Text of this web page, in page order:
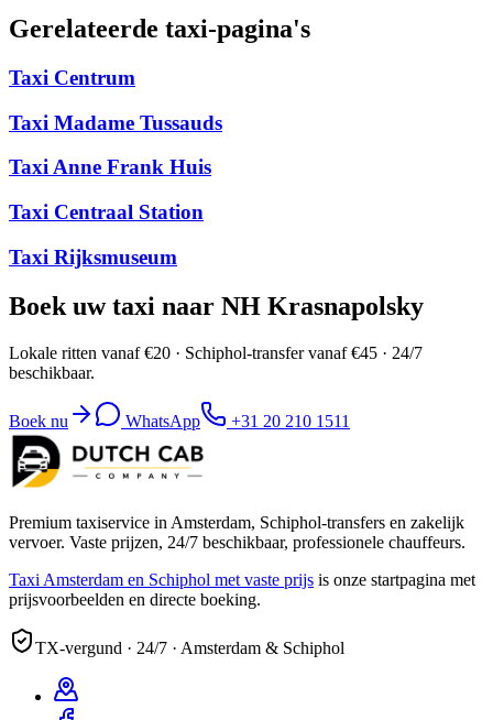
Gerelateerde taxi-pagina's
Taxi Centrum
Taxi Madame Tussauds
Taxi Anne Frank Huis
Taxi Centraal Station
Taxi Rijksmuseum
Boek uw taxi naar NH Krasnapolsky
Lokale ritten vanaf €20 · Schiphol-transfer vanaf €45 · 24/7
beschikbaar.
Boek nu WhatsApp +31 20 210 1511
Premium taxiservice in Amsterdam, Schiphol-transfers en zakelijk
vervoer. Vaste prijzen, 24/7 beschikbaar, professionele chauffeurs.
Taxi Amsterdam en Schiphol met vaste prijs is onze startpagina met
prijsvoorbeelden en directe boeking.
TX-vergund · 24/7 · Amsterdam & Schiphol